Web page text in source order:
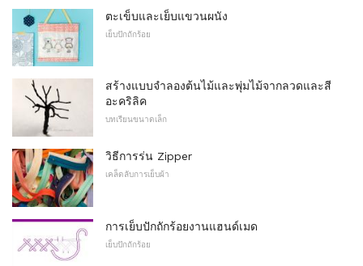
ตะเข็บและเย็บแขวนผนัง
เย็บปักถักร้อย
สร้างแบบจำลองต้นไม้และพุ่มไม้จากลวดและสี
อะคริลิค
บทเรียนขนาดเล็ก
วิธีการร่น Zipper
เคล็ดลับการเย็บผ้า
การเย็บปักถักร้อยงานแฮนด์เมด
เย็บปักถักร้อย